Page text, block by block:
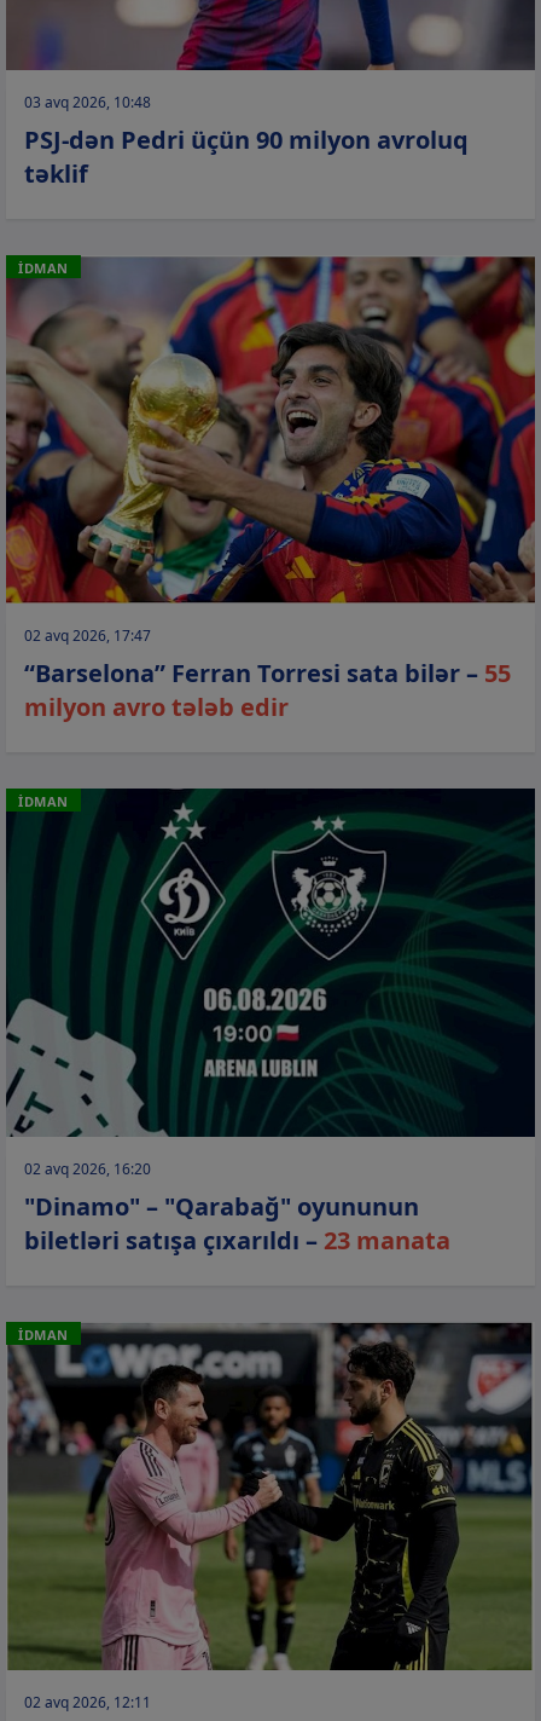
03 avq 2026, 10:48
PSJ-dən Pedri üçün 90 milyon avroluq
təklif
İDMAN
02 avq 2026, 17:47
“Barselona” Ferran Torresi sata bilər – 55
milyon avro tələb edir
İDMAN
02 avq 2026, 16:20
"Dinamo" – "Qarabağ" oyununun
biletləri satışa çıxarıldı – 23 manata
İDMAN
02 avq 2026, 12:11